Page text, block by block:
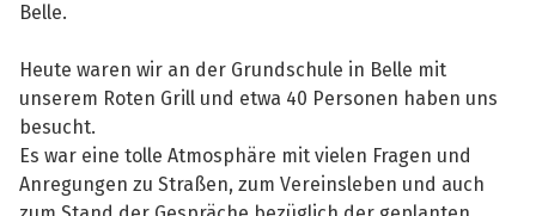
Belle.
Heute waren wir an der Grundschule in Belle mit
unserem Roten Grill und etwa 40 Personen haben uns
besucht.
Es war eine tolle Atmosphäre mit vielen Fragen und
Anregungen zu Straßen, zum Vereinsleben und auch